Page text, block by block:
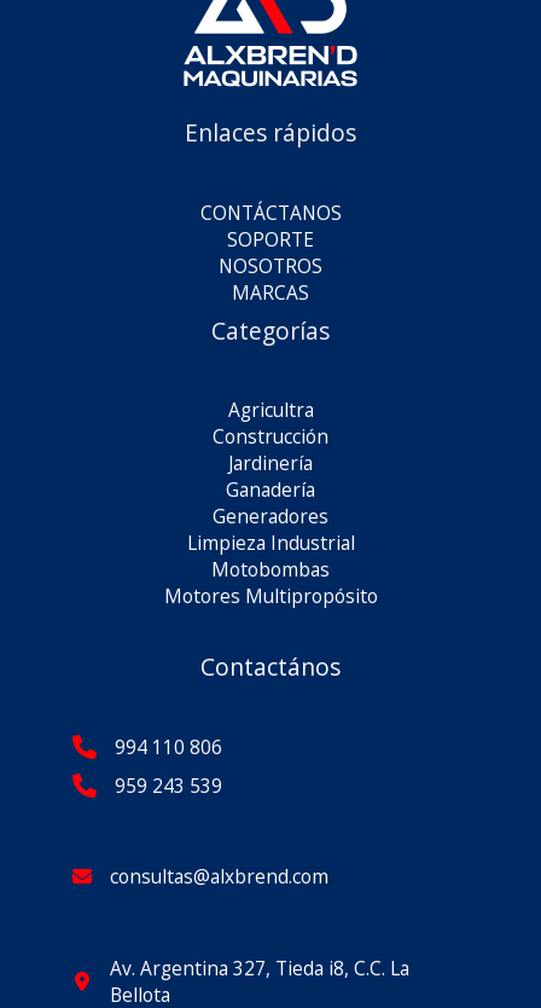
Enlaces rápidos
CONTÁCTANOS
SOPORTE
NOSOTROS
MARCAS
Categorías
Agricultra
Construcción
Jardinería
Ganadería
Generadores
Limpieza Industrial
Motobombas
Motores Multipropósito
Contactános
994 110 806
959 243 539
consultas@alxbrend.com
Av. Argentina 327, Tieda i8, C.C. La
Bellota